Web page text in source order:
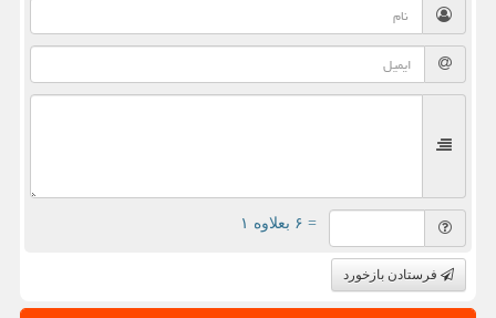
= ۶ بعلاوه ۱
فرستادن بازخورد